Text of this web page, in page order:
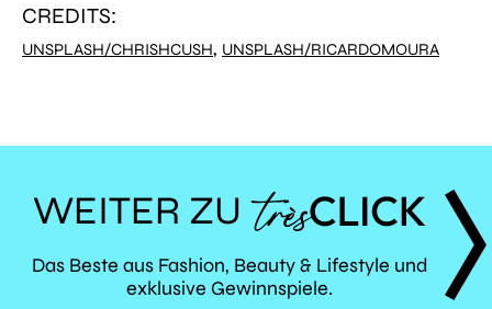
CREDITS:
UNSPLASH/CHRISHCUSH, UNSPLASH/RICARDOMOURA
WEITER ZU
TRÈS
Das Beste aus Fashion, Beauty & Lifestyle und
exklusive Gewinnspiele.